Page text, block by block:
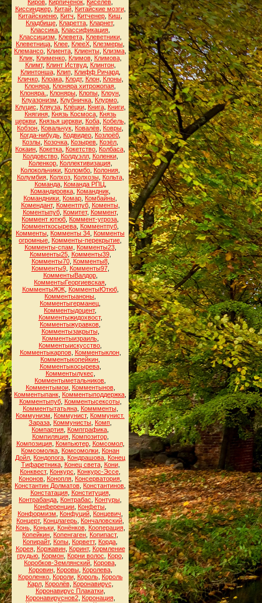
Киров Кирпичёнок Киселёв
Киссинджер, Китай, Китайские мозги,
Китайскиеню Китч Китченер Киш
Кладбище Кларетта Кларнет,
Классика Классификация
Классицизм
Клевета, Клеветники,
Клеветница Клее КлееХ Клезмеры
Клемансо Клиента Клиенты Клизма
Клик, Клименко, Климов, Климова,
Климт, Клинт Иствуд, Клинтон,
Клинтонша, Клип, Клифф Ричард,
Кличко, Клоака, Клодт, Клон, Клоны,
Клоняра Клоняра хитрожопая
Клоняра.
Клоняры Клопы Клоун
Клуазонизм
Клубничка Клурмо
Клуцис
Кляуза, Клёцки, Книга, Книги,
Княгиня, Князь Космоса, Князь
церкви, Князья церкви, Коба, Кобель,
Кобзон Ковальчук Ковалёв Ковры
Когда-нибудь Кодвидео Козлоёб
Козлы Козочка Козырев Козёл
Кокаин Кокетка Кокетство Колбаса
Колдовство, Колдуэлл, Коленки,
Коленкор, Коллективизация,
Колокольчики Коломбо Колония
Колумбия, Колхоз, Колхозы, Кольта,
Команда, Команда РПЦ
Командировка, Командник,
Командники Комар Комбайны
Комендант, Коментпуб, Коменты,
Коментыпуб, Комитет, Коммент,
Коммент ютюб Коммент-угроза
Комменткосырева Комментпуб
Комменты Комменты 34 Комменты
огромные Комменты-перекрытие
Комменты-спам
Комменты23,
Комменты25, Комменты39,
Комменты70, Комменты8,
Комменты9, Комменты97,
КомментыВалдор,
КомментыГеоргиевская
КомментыЖЖ, КомментыЮтюб,
Комментыаноны
Комментыгерманец
Комментыдоцент,
Комментыжидохвост,
Комментыжуравков
Комментызакрыты,
Комментыизраиль,
Комментыискусство
Комментыкарпов, Комментыклон,
Комментыкопейкин
Комментыкосырева,
Комментылукес
Комментыметальников
Комментымои, Комментынов,
Комментыпанк Комментыподдержка
Комментыпуб, Комментысексоты,
Комментытатьяна, Коммменты,
Коммунизм
Коммунист, Коммунист.
Зараза Коммунисты Комп
Компартия Компграфика
Компиляция, Композитор,
Композиция, Компьютер, Комсомол,
Комсомолка Комсомолки Конан
Дойл Кондопога Кондрашова Конец
Тифаретника, Конец света, Кони,
Конквест, Конкурс Конкурс-Эссе
Кононов Конопля Консерватория
Константин Долматов Константинов
Констатация, Конституция,
Контрабанда Контрабас Контуры
Конференции Конфеты
Конформизм
Конфуций Концевич
Концерт, Концлагерь Кончаловский
Конь, Коньки, Конёнков, Кооперация,
Копейкин Копенгаген Копипаст,
Копирайт, Копы Корветт, Корда
Корея, Коржавин, Коринт, Кормление
грудью Кормон Корни волос Коро
Коробков-Землянский Корова
Коровин, Коровы, Королева,
Короленко, Короли, Король, Король
Карл, Королёв, Коронавирус
Коронавирус Плакатки,
Коронавируснов2, Коронация,